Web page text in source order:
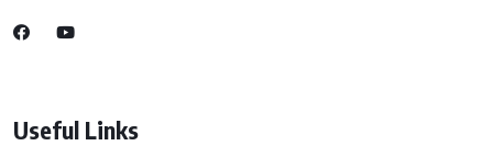
Useful Links